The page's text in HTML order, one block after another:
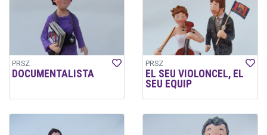
PRSZ
DOCUMENTALISTA
PRSZ
EL SEU VIOLONCEL, EL
SEU EQUIP